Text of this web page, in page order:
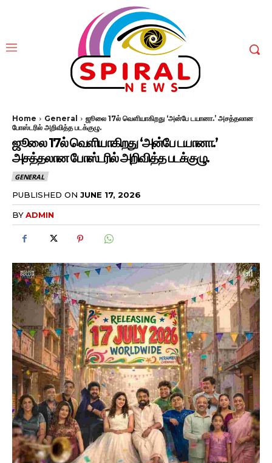
Home General
ஜூலை 17ல் வெளியாகிறது ‘அன்பே டயானா.’ அசத்தலான
போஸ்டரில் அறிவித்த படக்குழு.
ஜூலை 17ல் வெளியாகிறது ‘அன்பே டயானா.’
அசத்தலான போஸ்டரில் அறிவித்த படக்குழு.
GENERAL
PUBLISHED ON JUNE 17, 2026
BYADMIN